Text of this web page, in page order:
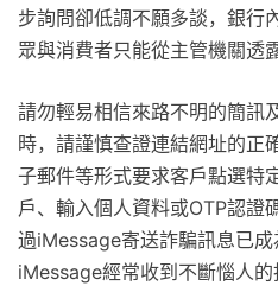
步詢問卻低調不願多談，銀行
眾與消費者只能從主管機關透
請勿輕易相信來路不明的簡訊
時，請謹慎查證連結網址的正
子郵件等形式要求客戶點選特
戶、輸入個人資料或OTP認證
過iMessage寄送詐騙訊息已
iMessage經常收到不斷惱人